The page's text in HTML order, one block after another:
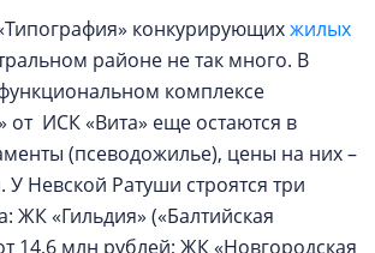
конкурирующихжилых
районе не так много. В
комплексе
от ИСК «Вита» еще остаются в
(псеводожилье), цены на них –
У Невской Ратуши строятся три
ЖК «Гильдия» («Балтийская
14,6 млн рублей; ЖК «Новгородская